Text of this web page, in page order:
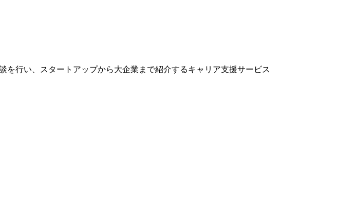
行い、スタートアップから大企業まで紹介するキャリア支援サービス